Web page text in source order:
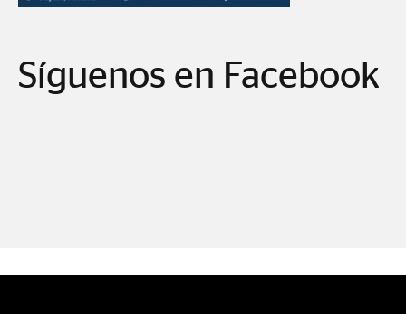
Síguenos en Facebook